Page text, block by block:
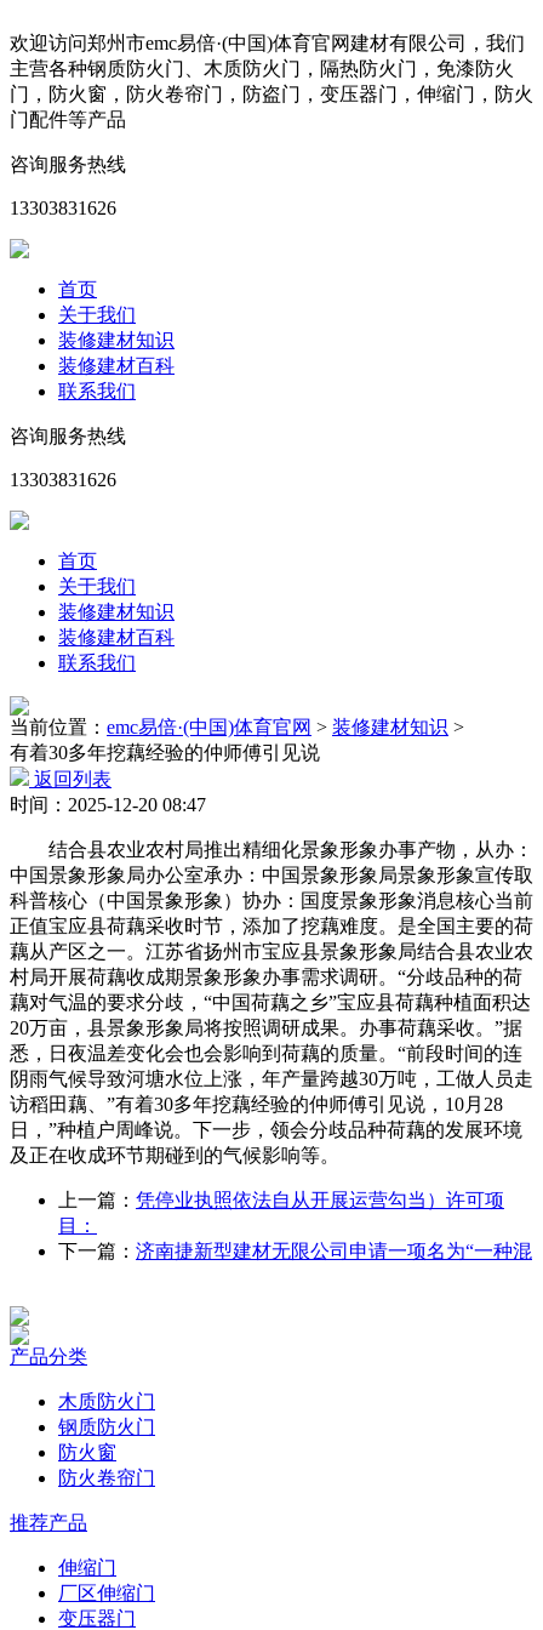
欢迎访问郑州市emc易倍·(中国)体育官网建材有限公司，我们
主营各种钢质防火门、木质防火门，隔热防火门，免漆防火
门，防火窗，防火卷帘门，防盗门，变压器门，伸缩门，防火
门配件等产品
咨询服务热线
13303831626
首页
关于我们
装修建材知识
装修建材百科
联系我们
咨询服务热线
13303831626
首页
关于我们
装修建材知识
装修建材百科
联系我们
当前位置： emc易倍·(中国)体育官网 > 装修建材知识 >
有着30多年挖藕经验的仲师傅引见说
返回列表
时间：2025-12-20 08:47
结合县农业农村局推出精细化景象形象办事产物，从办：
中国景象形象局办公室承办：中国景象形象局景象形象宣传取
科普核心（中国景象形象）协办：国度景象形象消息核心当前
正值宝应县荷藕采收时节，添加了挖藕难度。是全国主要的荷
藕从产区之一。江苏省扬州市宝应县景象形象局结合县农业农
村局开展荷藕收成期景象形象办事需求调研。“分歧品种的荷
藕对气温的要求分歧，“中国荷藕之乡”宝应县荷藕种植面积达
20万亩，县景象形象局将按照调研成果。办事荷藕采收。”据
悉，日夜温差变化会也会影响到荷藕的质量。“前段时间的连
阴雨气候导致河塘水位上涨，年产量跨越30万吨，工做人员走
访稻田藕、”有着30多年挖藕经验的仲师傅引见说，10月28
日，”种植户周峰说。下一步，领会分歧品种荷藕的发展环境
及正在收成环节期碰到的气候影响等。
上一篇： 凭停业执照依法自从开展运营勾当）许可项
目：
下一篇： 济南捷新型建材无限公司申请一项名为“一种混
产品分类
木质防火门
钢质防火门
防火窗
防火卷帘门
推荐产品
伸缩门
厂区伸缩门
变压器门